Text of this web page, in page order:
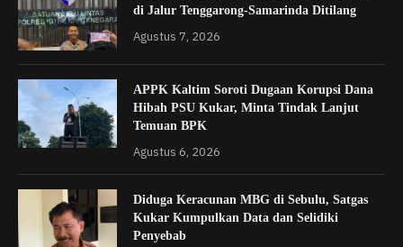
di Jalur Tenggarong-Samarinda Ditilang
Agustus 7, 2026
APPK Kaltim Soroti Dugaan Korupsi Dana
Hibah PSU Kukar, Minta Tindak Lanjut
Temuan BPK
Agustus 6, 2026
Diduga Keracunan MBG di Sebulu, Satgas
Kukar Kumpulkan Data dan Selidiki
Penyebab